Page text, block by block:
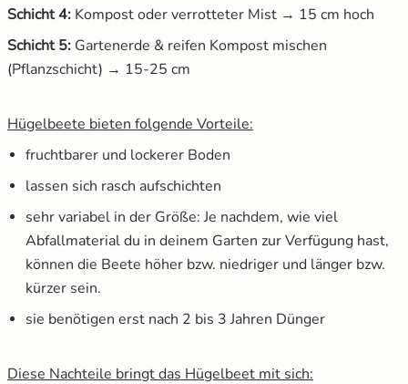
Schicht 4: Kompost oder verrotteter Mist → 15 cm hoch
Schicht 5: Gartenerde & reifen Kompost mischen
(Pflanzschicht) → 15-25 cm
Hügelbeete bieten folgende Vorteile:
fruchtbarer und lockerer Boden
lassen sich rasch aufschichten
sehr variabel in der Größe: Je nachdem, wie viel
Abfallmaterial du in deinem Garten zur Verfügung hast,
können die Beete höher bzw. niedriger und länger bzw.
kürzer sein.
sie benötigen erst nach 2 bis 3 Jahren Dünger
Diese Nachteile bringt das Hügelbeet mit sich: